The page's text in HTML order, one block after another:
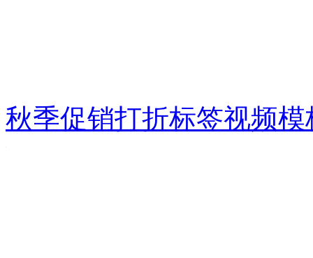
秋季促销打折标签视频模